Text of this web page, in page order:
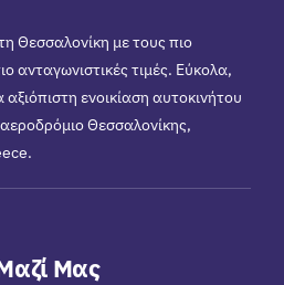
Θεσσαλονίκη με τους πιο
ανταγωνιστικές τιμές. Εύκολα,
ενοικίαση αυτοκινήτου
Θεσσαλονίκης,
Μας